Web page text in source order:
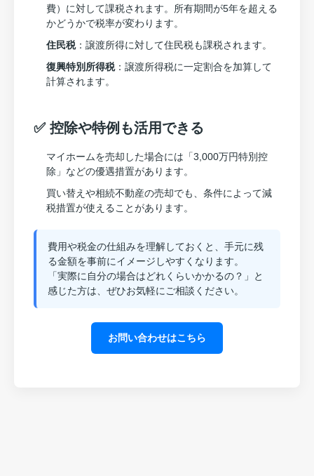
費）に対して課税されます。所有期間が5年を超える
かどうかで税率が変わります。
住民税：譲渡所得に対して住民税も課税されます。
復興特別所得税：譲渡所得税に一定割合を加算して
計算されます。
✅ 控除や特例も活用できる
マイホームを売却した場合には「3,000万円特別控
除」などの優遇措置があります。
買い替えや相続不動産の売却でも、条件によって減
税措置が使えることがあります。
費用や税金の仕組みを理解しておくと、手元に残
る金額を事前にイメージしやすくなります。
「実際に自分の場合はどれくらいかかるの？」と
感じた方は、ぜひお気軽にご相談ください。
お問い合わせはこちら